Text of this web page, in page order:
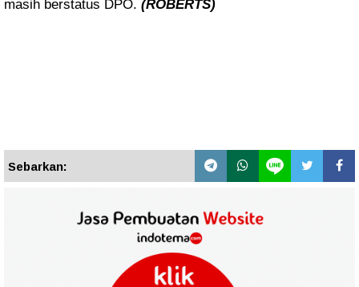
masih berstatus DPO. (ROBERTS)
Sebarkan: